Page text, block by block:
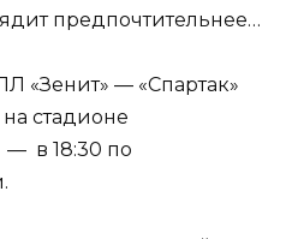
предпочтительнее…
«Зенит» — «Спартак»
на стадионе
— в 18:30 по